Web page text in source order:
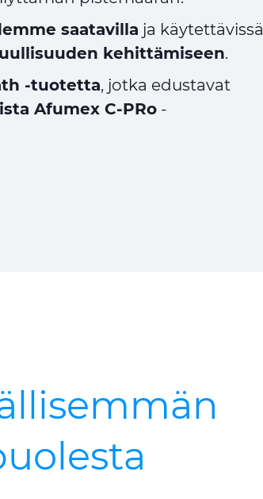
saatavilla ja käytettävissä
kehittämiseen.
-tuotetta, jotka edustavat
Afumex C-PRo -